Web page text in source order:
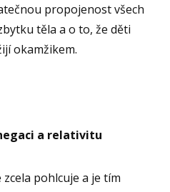
propojenost všech
těla a o to, že děti
okamžikem.
a relativitu
pohlcuje a je tím